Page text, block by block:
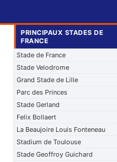
PRINCIPAUX STADES DE
FRANCE
Stade de France
Stade Velodrome
Grand Stade de Lille
Parc des Princes
Stade Gerland
Felix Bollaert
La Beaujoire Louis Fonteneau
Stadium de Toulouse
Stade Geoffroy Guichard